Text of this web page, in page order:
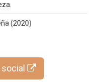
(2020)